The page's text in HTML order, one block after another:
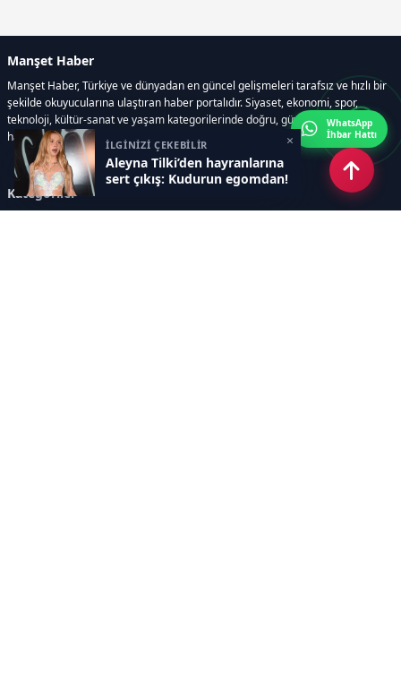
İLGİNİZİ ÇEKEBİLİR
Aleyna Tilki’den hayranlarına
sert çıkış: Kudurun egomdan!
×
Manşet Haber
Manşet Haber, Türkiye ve dünyadan en güncel gelişmeleri tarafsız ve hızlı bir
şekilde okuyucularına ulaştıran haber portalıdır. Siyaset, ekonomi, spor,
teknoloji, kültür-sanat ve yaşam kategorilerinde doğru, güvenilir ve anlık
haberler sunar.
Kategoriler
WhatsApp
İhbar Hattı